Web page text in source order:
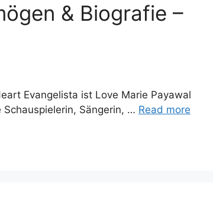
& Biografie –
Evangelista ist Love Marie Payawal
Sängerin, … Read more